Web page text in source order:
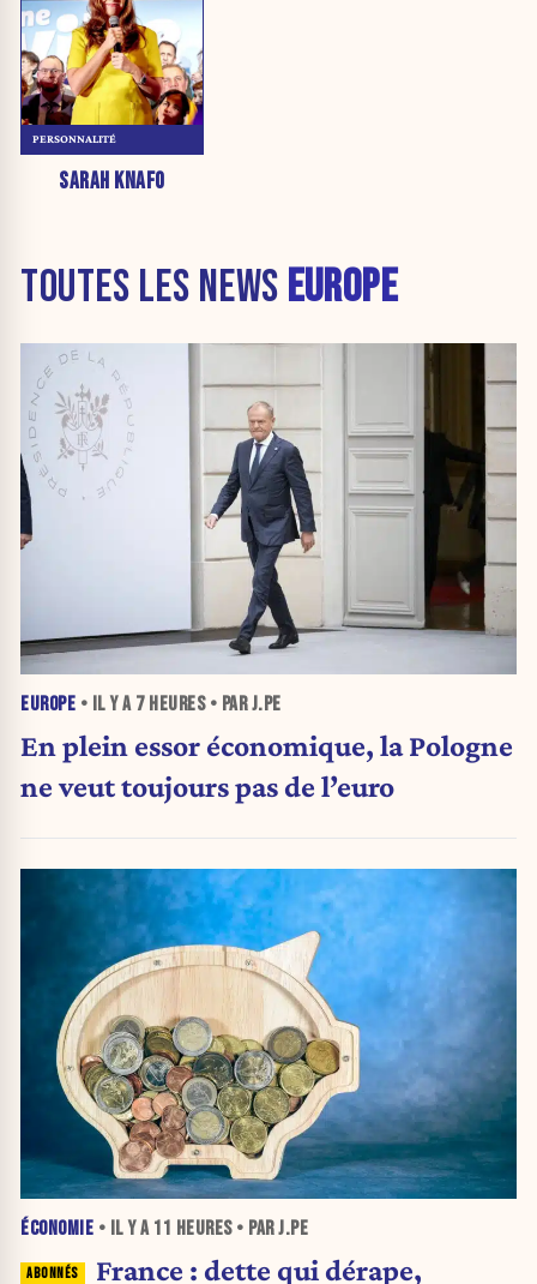
SARAH KNAFO
PERSONNALITÉ
TOUTES LES NEWS EUROPE
EUROPE • IL Y A 7 HEURES• PAR J.PE
En plein essor économique, la Pologne
ne veut toujours pas de l’euro
ÉCONOMIE • IL Y A 11 HEURES• PAR J.PE
France : dette qui dérape,